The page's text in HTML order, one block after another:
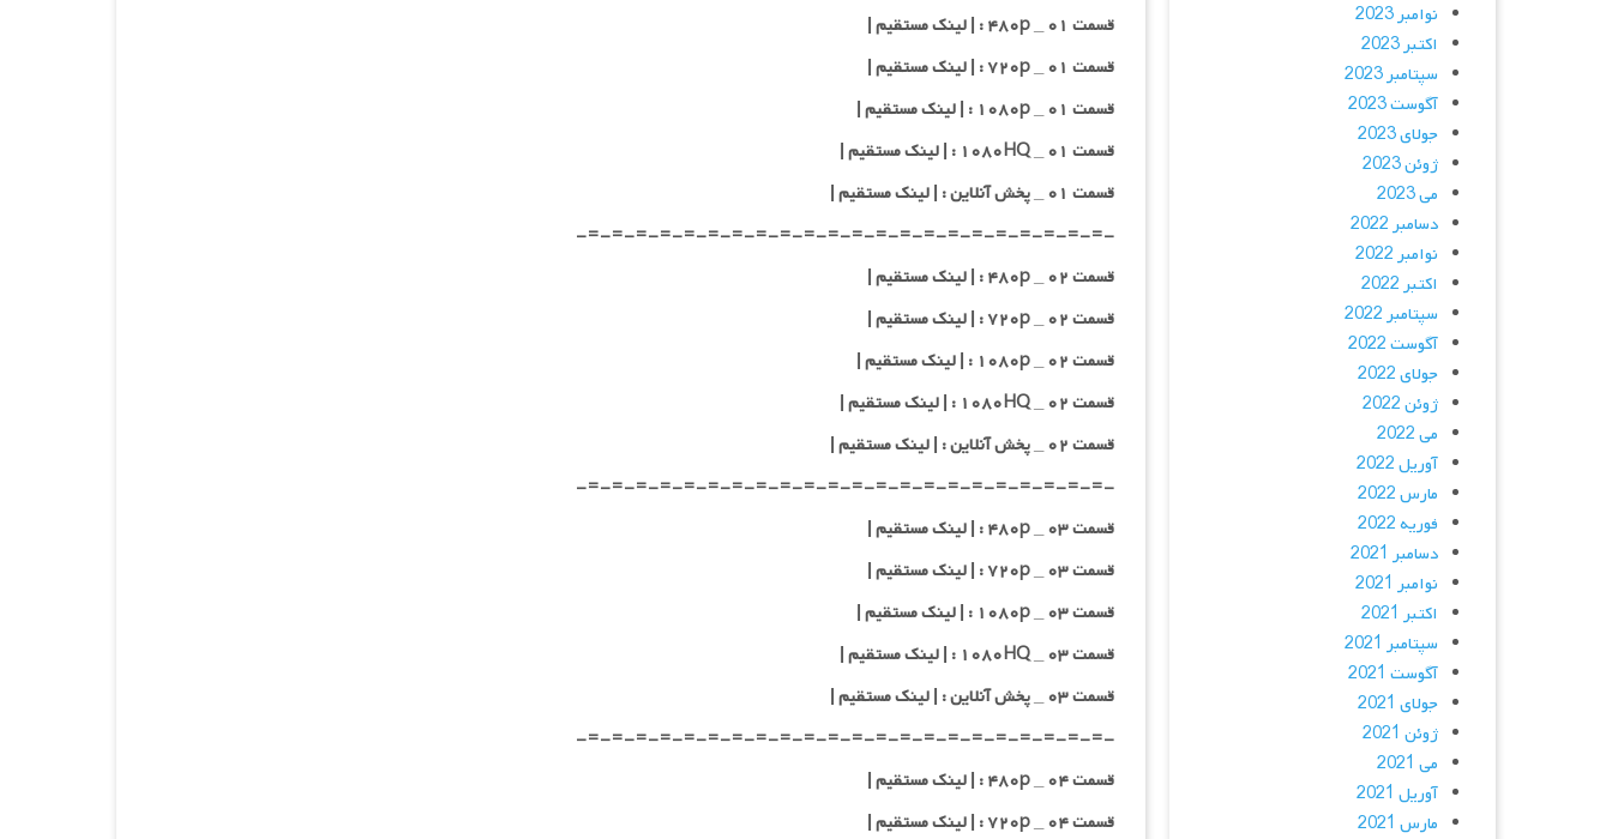
قسمت ۰۱ _ ۴۸۰p : | لینک مستقیم |
قسمت ۰۱ _ ۷۲۰p : | لینک مستقیم |
قسمت ۰۱ _ ۱۰۸۰p : | لینک مستقیم |
قسمت ۰۱ _ ۱۰۸۰HQ : | لینک مستقیم |
قسمت ۰۱ _ پخش آنلاین : | لینک مستقیم |
-=-=-=-=-=-=-=-=-=-=-=-=-=-=-=-=-=-=-=-=-=-=-
قسمت ۰۲ _ ۴۸۰p : | لینک مستقیم |
قسمت ۰۲ _ ۷۲۰p : | لینک مستقیم |
قسمت ۰۲ _ ۱۰۸۰p : | لینک مستقیم |
قسمت ۰۲ _ ۱۰۸۰HQ : | لینک مستقیم |
قسمت ۰۲ _ پخش آنلاین : | لینک مستقیم |
-=-=-=-=-=-=-=-=-=-=-=-=-=-=-=-=-=-=-=-=-=-=-
قسمت ۰۳ _ ۴۸۰p : | لینک مستقیم |
قسمت ۰۳ _ ۷۲۰p : | لینک مستقیم |
قسمت ۰۳ _ ۱۰۸۰p : | لینک مستقیم |
قسمت ۰۳ _ ۱۰۸۰HQ : | لینک مستقیم |
قسمت ۰۳ _ پخش آنلاین : | لینک مستقیم |
-=-=-=-=-=-=-=-=-=-=-=-=-=-=-=-=-=-=-=-=-=-=-
قسمت ۰۴ _ ۴۸۰p : | لینک مستقیم |
قسمت ۰۴ _ ۷۲۰p : | لینک مستقیم |
نوامبر 2023
اکتبر 2023
سپتامبر 2023
آگوست 2023
جولای 2023
ژوئن 2023
می 2023
دسامبر 2022
نوامبر 2022
اکتبر 2022
سپتامبر 2022
آگوست 2022
جولای 2022
ژوئن 2022
می 2022
آوریل 2022
مارس 2022
فوریه 2022
دسامبر 2021
نوامبر 2021
اکتبر 2021
سپتامبر 2021
آگوست 2021
جولای 2021
ژوئن 2021
می 2021
آوریل 2021
مارس 2021